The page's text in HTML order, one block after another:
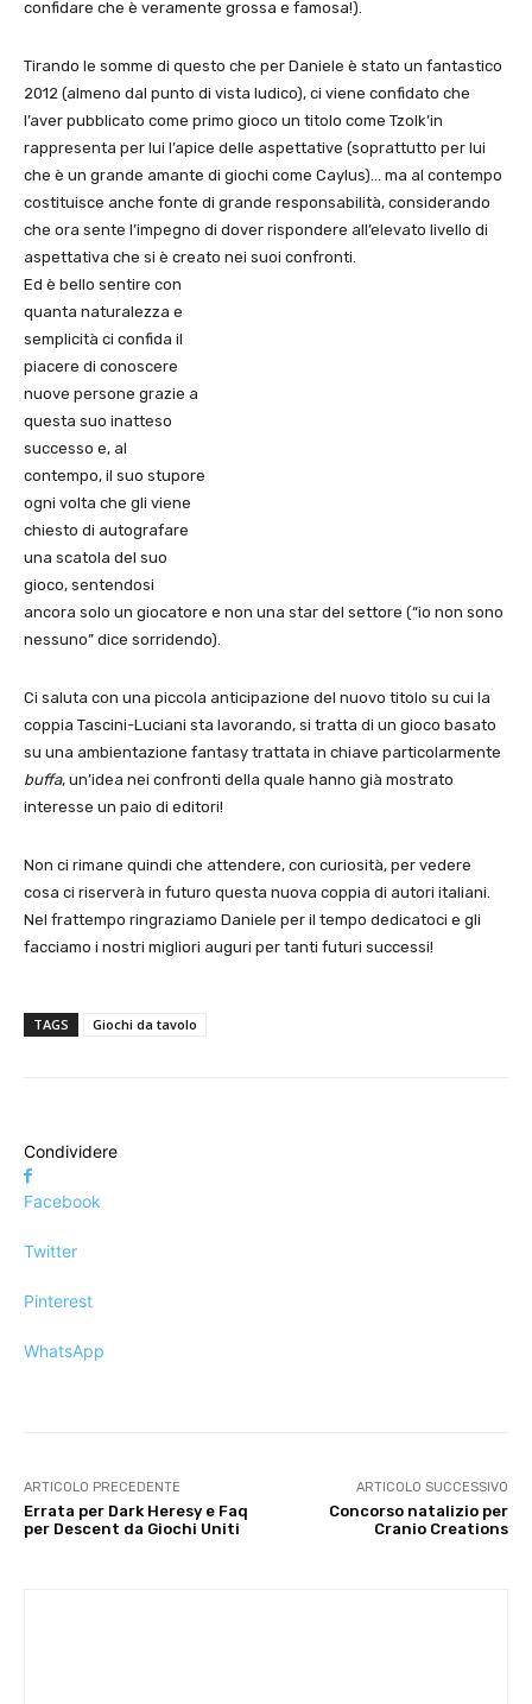
confidare che è veramente grossa e famosa!).
Tirando le somme di questo che per Daniele è stato un fantastico
2012 (almeno dal punto di vista ludico), ci viene confidato che
l’aver pubblicato come primo gioco un titolo come Tzolk’in
rappresenta per lui l’apice delle aspettative (soprattutto per lui
che è un grande amante di giochi come Caylus)… ma al contempo
costituisce anche fonte di grande responsabilità, considerando
che ora sente l’impegno di dover rispondere all’elevato livello di
aspettativa che si è creato nei suoi confronti.
Ed è bello sentire con
quanta naturalezza e
semplicità ci confida il
piacere di conoscere
nuove persone grazie a
questa suo inatteso
successo e, al
contempo, il suo stupore
ogni volta che gli viene
chiesto di autografare
una scatola del suo
gioco, sentendosi
ancora solo un giocatore e non una star del settore (“io non sono
nessuno” dice sorridendo).
Ci saluta con una piccola anticipazione del nuovo titolo su cui la
coppia Tascini-Luciani sta lavorando, si tratta di un gioco basato
su una ambientazione fantasy trattata in chiave particolarmente
buffa, un’idea nei confronti della quale hanno già mostrato
interesse un paio di editori!
Non ci rimane quindi che attendere, con curiosità, per vedere
cosa ci riserverà in futuro questa nuova coppia di autori italiani.
Nel frattempo ringraziamo Daniele per il tempo dedicatoci e gli
facciamo i nostri migliori auguri per tanti futuri successi!
TAGS Giochi da tavolo
Condividere
Facebook
Twitter
Pinterest
WhatsApp
ARTICOLO PRECEDENTE
Errata per Dark Heresy e Faq
per Descent da Giochi Uniti
ARTICOLO SUCCESSIVO
Concorso natalizio per
Cranio Creations